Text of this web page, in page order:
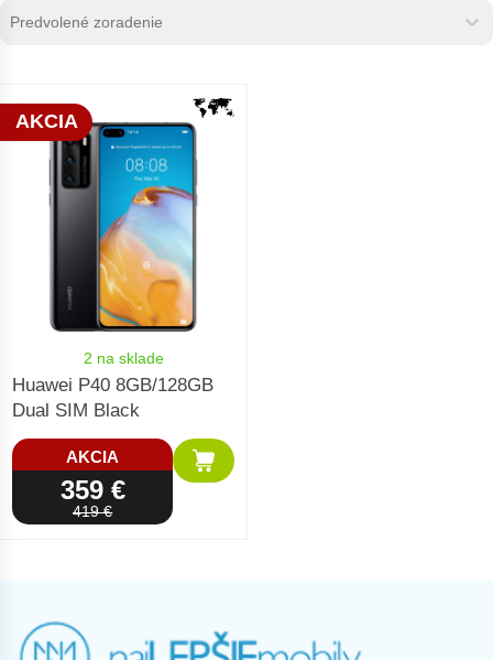
Zoradenie produktov
Sort content
AKCIA
2 na sklade
Huawei P40 8GB/128GB
Dual SIM Black
AKCIA
359 €
419 €